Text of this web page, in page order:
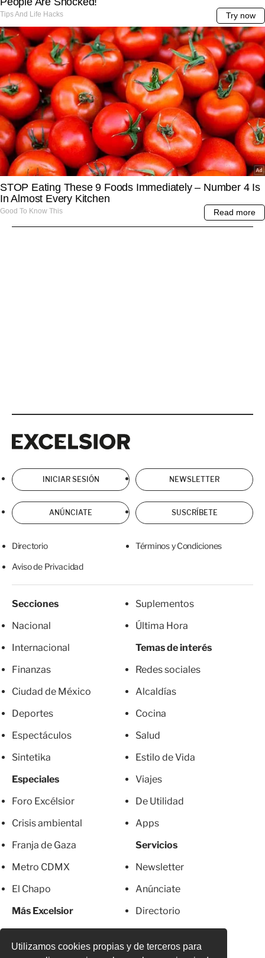
Utilizamos cookies propias y de terceros para
INICIAR SESIÓN NEWSLETTER
ANÚNCIATE SUSCRÍBETE
Directorio Términos y Condiciones
Aviso de Privacidad
Secciones
Nacional
Internacional
Finanzas
Ciudad de México
Deportes
Espectáculos
Sintetika
Especiales
Foro Excélsior
Crisis ambiental
Franja de Gaza
Metro CDMX
El Chapo
Más Excelsior
Suplementos
Última Hora
Temas de interés
Redes sociales
Alcaldías
Cocina
Salud
Estilo de Vida
Viajes
De Utilidad
Apps
Servicios
Newsletter
Anúnciate
Directorio